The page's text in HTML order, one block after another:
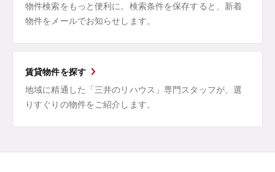
物件検索をもっと便利に。検索条件を保存すると、新着
物件をメールでお知らせします。
賃貸物件を探す
地域に精通した「三井のリハウス」専門スタッフが、選
りすぐりの物件をご紹介します。